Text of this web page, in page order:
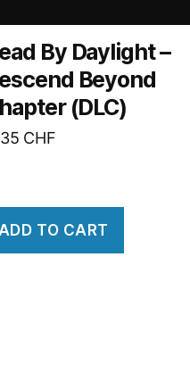
By Daylight –
Beyond
(DLC)
CHF
ADD TO CART